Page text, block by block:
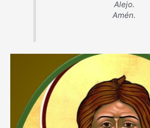
Alejo.
Amén.